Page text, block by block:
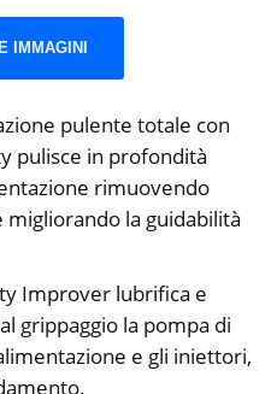
IMMAGINI
pulente totale con
pulisce in profondità
rimuovendo
migliorando la guidabilità
Improver lubrifica e
grippaggio la pompa di
e gli iniettori,